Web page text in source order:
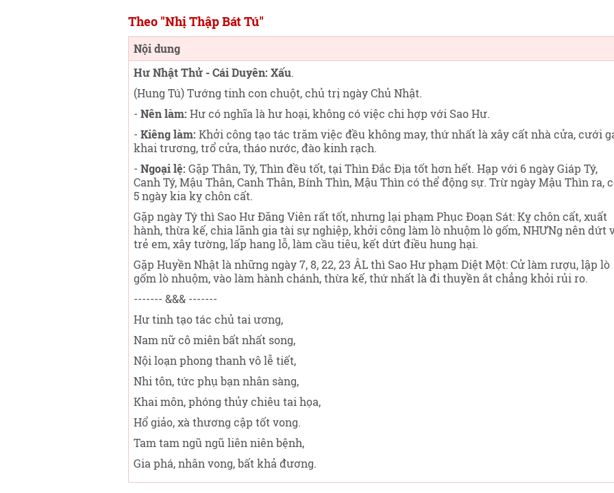
Theo "Nhị Thập Bát Tú"
Nội dung
Hư Nhật Thử - Cái Duyên: Xấu.
(Hung Tú) Tướng tinh con chuột, chủ trị ngày Chủ Nhật.
- Nên làm: Hư có nghĩa là hư hoại, không có việc chi hợp với Sao Hư.
- Kiêng làm: Khởi công tạo tác trăm việc đều không may, thứ nhất là xây cất nhà cửa, cưới
khai trương, trổ cửa, tháo nước, đào kinh rạch.
- Ngoại lệ: Gặp Thân, Tý, Thìn đều tốt, tại Thìn Đắc Địa tốt hơn hết. Hạp với 6 ngày Giáp Tý,
Canh Tý, Mậu Thân, Canh Thân, Bính Thìn, Mậu Thìn có thể động sự. Trừ ngày Mậu Thìn ra,
5 ngày kia kỵ chôn cất.
Gặp ngày Tý thì Sao Hư Đăng Viên rất tốt, nhưng lại phạm Phục Đoạn Sát: Kỵ chôn cất, xuất
hành, thừa kế, chia lãnh gia tài sự nghiệp, khởi công làm lò nhuộm lò gốm, NHƯNg nên dứt
trẻ em, xây tường, lấp hang lỗ, làm cầu tiêu, kết dứt điều hung hại.
Gặp Huyền Nhật là những ngày 7, 8, 22, 23 ÂL thì Sao Hư phạm Diệt Một: Cử làm rượu, lập lò
gốm lò nhuộm, vào làm hành chánh, thừa kế, thứ nhất là đi thuyền ắt chẳng khỏi rủi ro.
------- &&& -------
Hư tinh tạo tác chủ tai ương,
Nam nữ cô miên bất nhất song,
Nội loạn phong thanh vô lễ tiết,
Nhi tôn, tức phụ bạn nhân sàng,
Khai môn, phóng thủy chiêu tai họa,
Hổ giảo, xà thương cập tốt vong.
Tam tam ngũ ngũ liên niên bệnh,
Gia phá, nhân vong, bất khả đương.